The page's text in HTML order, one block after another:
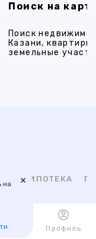
Поиск на
Поиск
Казани,
земельные
ИПОТЕКА
НОВОСТРОЙКИ
1-комнатные
на
×
Профиль